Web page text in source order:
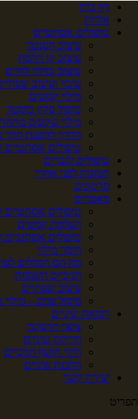
דף בית
אודות
טיפולים אסתטיים
עיצוב הסנטר
עיצוב קו הלסת
עיצוב ומילוי לחיים
עיבוי ועיצוב
מילוי קמטים
טיפול סקין בוסטר
מילוי שקעים מתחת
הדרך להשגת חיוך
טיפולים אסתטיים
טיפולים לגברים
תמונות לפני אחרי
סרטונים
מאמרים
טיפולים אסתטיים
העלמת קמטים
טיפולים אסתטיים
חומר מילוי
מה הם הכללים
חניכיים חשופות
עיצוב שפתיים
פיסול פנים –
רפואת שיניים
ציפוי חרסינה
חריקת שיניים
חיוך חושף חניכיים
הלבנת שיניים
יצירת קשר
תפריט